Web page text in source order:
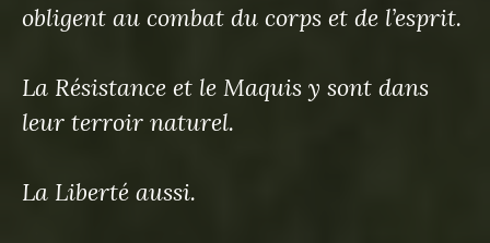
obligent au combat du corps et de l’esprit.
La Résistance et le Maquis y sont dans
leur terroir naturel.
La Liberté aussi.